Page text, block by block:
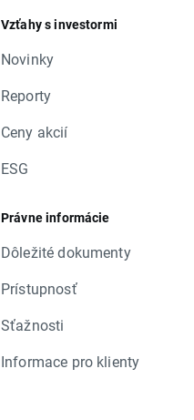
Vzťahy s investormi
Novinky
Reporty
Ceny akcií
ESG
Právne informácie
Dôležité dokumenty
Prístupnosť
Sťažnosti
Informace pro klienty